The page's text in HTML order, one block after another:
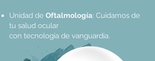
Unidad de Oftalmología: Cuidamos de
tu salud ocular
con tecnología de vanguardia.